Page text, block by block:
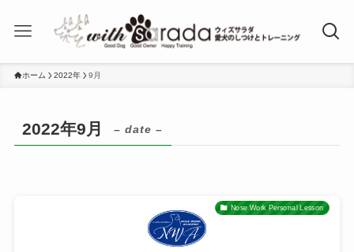
ホーム 2022年 9月
2022年9月 – date –
Nose Work Personal Lesson